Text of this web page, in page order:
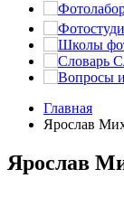
Главная
Ярослав
Ярослав